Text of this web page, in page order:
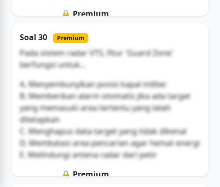
🔒 Premium
Buka Akses
Soal 30 Premium
Pada sistem radar VTS, fitur 'Guard Zone'
berfungsi untuk...
A. Menyembunyikan posisi kapal militer
B. Memberikan alarm otomatis jika ada target
yang memasuki area tertentu yang telah
ditetapkan
C. Menghapus data target yang tidak dikenal
D. Membatasi area pencarian agar hemat energi
E. Melindungi antena radar dari petir
🔒 Premium